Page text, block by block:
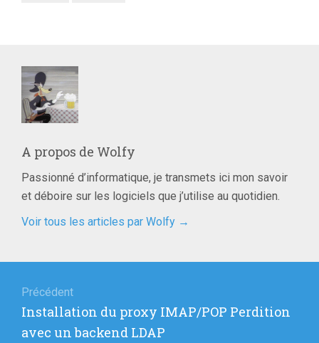
A propos de Wolfy
Passionné d’informatique, je transmets ici mon savoir
et déboire sur les logiciels que j’utilise au quotidien.
Voir tous les articles par Wolfy →
de
l’article
Précédent
Article
précédent
Installation du proxy IMAP/POP Perdition
avec un backend LDAP